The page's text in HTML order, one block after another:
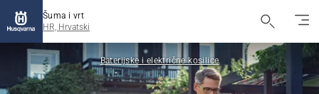
Šuma i vrt
HR, Hrvatski
Baterijske i električne kosilice